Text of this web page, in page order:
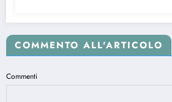
COMMENTO ALL'ARTICOLO
Commenti